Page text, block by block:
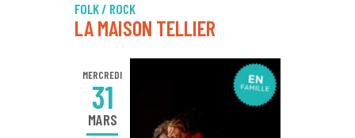
FOLK / ROCK
LA MAISON TELLIER
MERCREDI
31
MARS